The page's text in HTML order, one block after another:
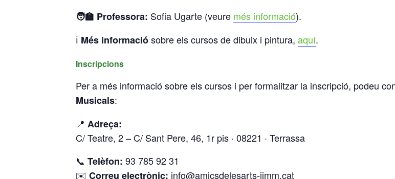
🧑‍🏫 Professora: Sofia Ugarte (veure més informació).
ℹ️ Més informaciósobre els cursos de dibuix i pintura, aquí.
Inscripcions
Per a més informació sobre els cursos i per formalitzar la inscripció, podeu
Musicals:
📍 Adreça:
C/ Teatre, 2 – C/ Sant Pere, 46, 1r pis · 08221 · Terrassa
📞 Telèfon: 93 785 92 31
✉️ Correu electrònic: info@amicsdelesarts-jjmm.cat